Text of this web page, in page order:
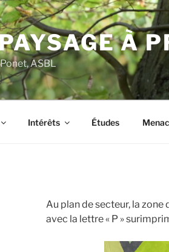
À
ASBL
Intérêts Études
Au plan de secteur, la
avec la lettre « P »